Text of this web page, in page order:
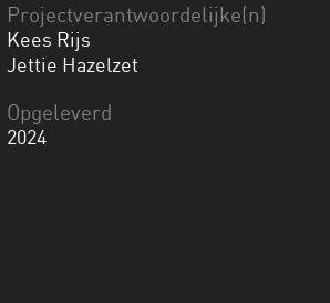
Projectverantwoordelijke(n)
Kees Rijs
Jettie Hazelzet
Opgeleverd
2024